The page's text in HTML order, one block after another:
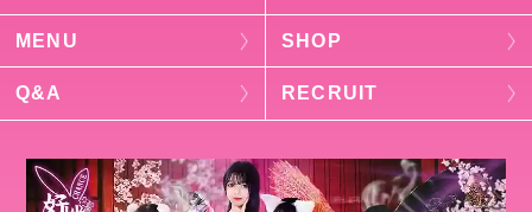
MENU SHOP
Q&A RECRUIT